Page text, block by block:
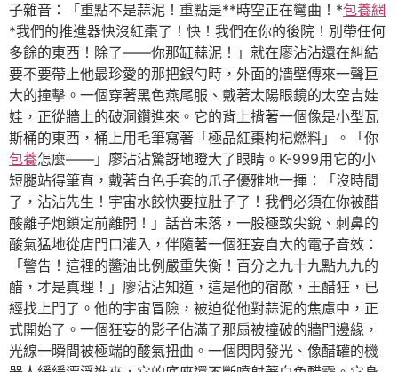
子雜音：「重點不是蒜泥！重點是**時空正在彎曲！*包養網
*我們的推進器快沒紅棗了！快！我們在你的後院！別帶任何
多餘的東西！除了——你那缸蒜泥！」就在廖沾沾還在糾結
要不要帶上他最珍愛的那把銀勺時，外面的牆壁傳來一聲巨
大的撞擊。一個穿著黑色燕尾服、戴著太陽眼鏡的太空吉娃
娃，正從牆上的破洞鑽進來。它的背上揹著一個像是小型瓦
斯桶的東西，桶上用毛筆寫著「極品紅棗枸杞燃料」。「你
包養怎麼——」廖沾沾驚訝地瞪大了眼睛。K-999用它的小
短腿站得筆直，戴著白色手套的爪子優雅地一揮：「沒時間
了，沾沾先生！宇宙水餃快要拉肚子了！我們必須在你被醋
酸離子炮鎖定前離開！」話音未落，一股極致尖銳、刺鼻的
酸氣猛地從店門口灌入，伴隨著一個狂妄自大的電子音效：
「警告！這裡的醬油比例嚴重失衡！百分之九十九點九九的
醋，才是真理！」廖沾沾知道，這是他的宿敵，王醋狂，已
經找上門了。他的宇宙冒險，被迫從他對蒜泥的焦慮中，正
式開始了。一個狂妄的影子佔滿了那扇被撞破的牆門邊緣，
光線一瞬間被極端的酸氣扭曲。一個閃閃發光、像醋罐的機